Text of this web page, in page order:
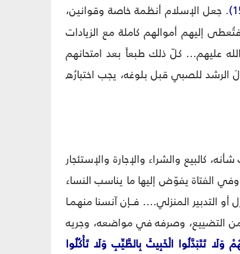
. جعل الإسلام أنظمة خاصة وقوانين،
إليهم أموالهم كاملة مع الزيادات
عليهم... كلّ ذلك طبعاً بعد امتحانهم
للصبي قبل بلوغه، يجب اختبارُه
كالبيع والشراء والإجارة والإستئجار
الفتاة يفوّض إليها ما يناسب النساء
التدبير المنزلي.... فــإن آنسنا منهمـا
من التضييع، وصرفه في مواضعه، وجريه
وَلَا تَتَبَدَّلُوا الْخَبِيثَ بِالطَّيِّبِ وَلَا تَأْكُلُوا